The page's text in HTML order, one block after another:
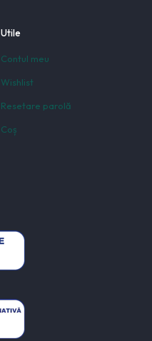
Utile
Contul meu
Wishlist
Resetare parolă
Coș